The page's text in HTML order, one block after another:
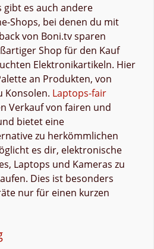
es auch andere
Shops, bei denen du mit
von Boni.tv sparen
Shop für den Kauf
Elektronikartikeln. Hier
an Produkten, von
Konsolen. Laptops-fair
Verkauf von fairen und
bietet eine
zu herkömmlichen
es dir, elektronische
Laptops und Kameras zu
Dies ist besonders
nur für einen kurzen